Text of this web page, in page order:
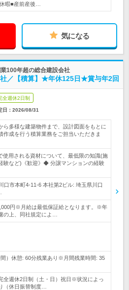
暇■産前産後…
気になる
100年超の総合建設会社
／【積算】★年休125日★賞与年2回
全週休2日制
日： 2026/08/31
ら多様な建築物件まで、設計図面をもとに
作成を行う積算業務をご担当いただきま
使用される資材について、最低限の知識(施
験など)《歓迎》◆ 分譲マンションの経験
口市本町4-11-6 本社第2ビル: 埼玉県川口
円※月給は最低保証給となります。※年
の上、同社規定によ…
）休憩: 60分残業あり※月間残業時間: 35
全週休2日制（土・日）祝日※状況によっ
（休日振替制度…